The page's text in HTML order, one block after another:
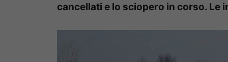
cancellati e lo sciopero in corso. Le